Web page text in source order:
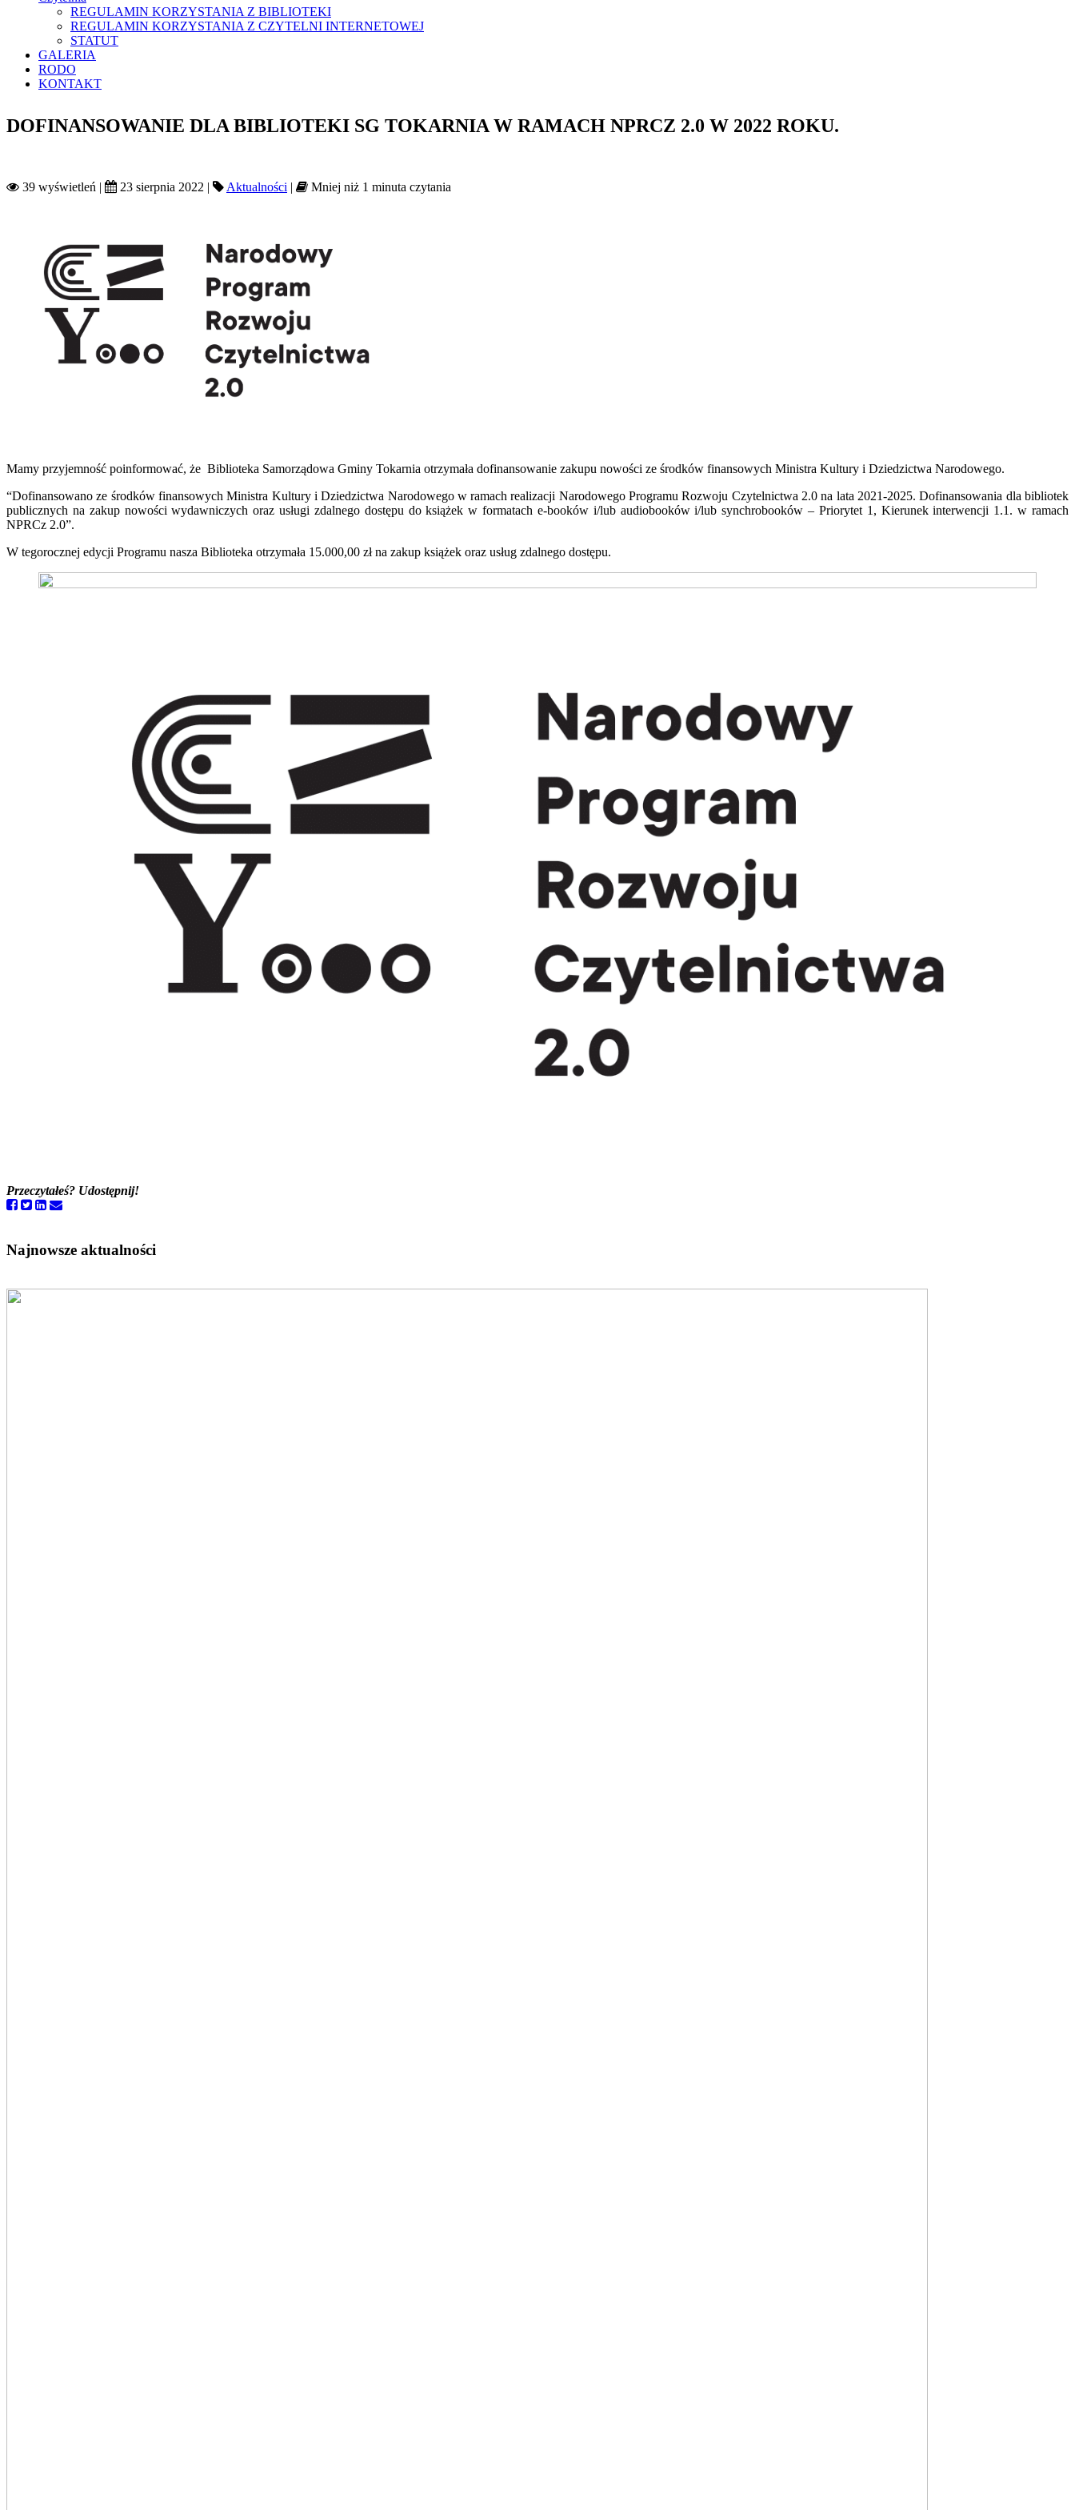
REGULAMIN KORZYSTANIA Z BIBLIOTEKI
REGULAMIN KORZYSTANIA Z CZYTELNI INTERNETOWEJ
STATUT
GALERIA
RODO
KONTAKT
DOFINANSOWANIE DLA BIBLIOTEKI SG TOKARNIA W RAMACH NPRCZ 2.0 W 2022 ROKU.
39 wyświetleń | 23 sierpnia 2022 | Aktualności | Mniej niż 1 minuta czytania
Mamy przyjemność poinformować, że Biblioteka Samorządowa Gminy Tokarnia otrzymała dofinansowanie zakupu nowości ze środków finansowych Ministra Kultury i Dziedzictwa Narodowego.
“Dofinansowano ze środków finansowych Ministra Kultury i Dziedzictwa Narodowego w ramach realizacji Narodowego Programu Rozwoju Czytelnictwa 2.0 na lata 2021-2025. Dofinansowania dla bibliotek
publicznych na zakup nowości wydawniczych oraz usługi zdalnego dostępu do książek w formatach e-booków i/lub audiobooków i/lub synchrobooków – Priorytet 1, Kierunek interwencji 1.1. w ramach
NPRCz 2.0”.
W tegorocznej edycji Programu nasza Biblioteka otrzymała 15.000,00 zł na zakup książek oraz usług zdalnego dostępu.
Przeczytałeś? Udostępnij!
Najnowsze aktualności